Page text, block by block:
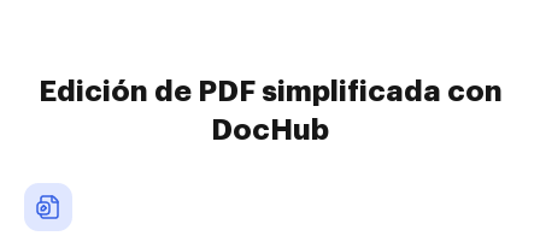
Edición de PDF simplificada con
DocHub